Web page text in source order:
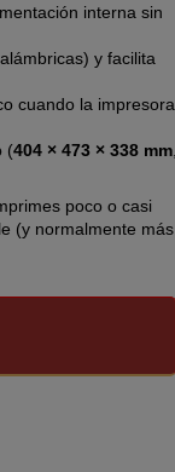
interna sin
y facilita
cuando la impresora
(404 × 473 × 338 mm,
poco o casi
(y normalmente más